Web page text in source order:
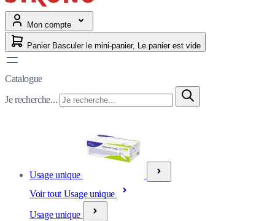
Mon compte
Panier Basculer le mini-panier, Le panier est vide
Catalogue
Je recherche...
Usage unique
Voir tout Usage unique
Usage unique